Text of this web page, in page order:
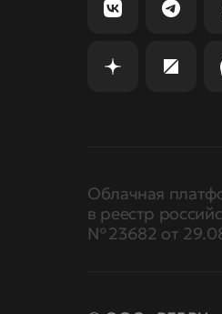
Облачная
в реестр
№ 23682 от